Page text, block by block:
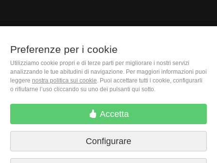
(+39) 06 9450 1915
M. Moleiro Editor, S.A.
Travesera de Gracia, 17
Preferenze per i cookie
Utilizziamo cookie propri e di terze parti per migliorare i nostri servizi
analizzando le tue abitudini di navigazione. Per maggiori informazioni puoi
leggere nostra politica sui cookie. Puoi accettare tutti i cookie, configurarli
o rifiutarne l’uso cliccando su uno dei pulsanti qui sotto.
Accetta
Configurare